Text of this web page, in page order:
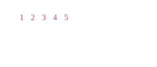
1 2 3 4 5